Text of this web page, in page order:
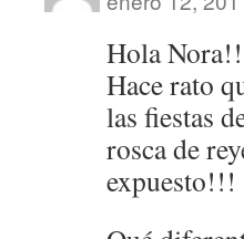
Hola Nora!!
Hace rato
las fiestas
rosca de
expuesto!!!